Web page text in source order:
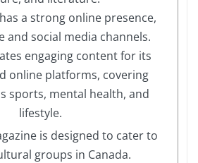
a strong online presence,
and social media channels.
engaging content for its
online platforms, covering
sports, mental health, and
lifestyle.
is designed to cater to
groups in Canada.